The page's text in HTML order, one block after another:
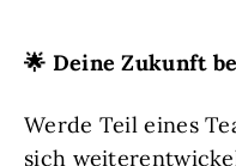
🌟 Deine Zukunft
Werde Teil eines
sich